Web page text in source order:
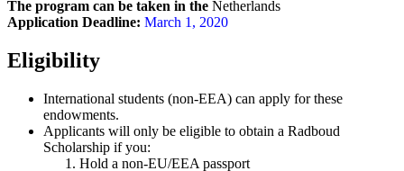
The program can be taken in the Netherlands
Application Deadline: March 1, 2020
Eligibility
International students (non-EEA) can apply for these
endowments.
Applicants will only be eligible to obtain a Radboud
Scholarship if you:
Hold a non-EU/EEA passport